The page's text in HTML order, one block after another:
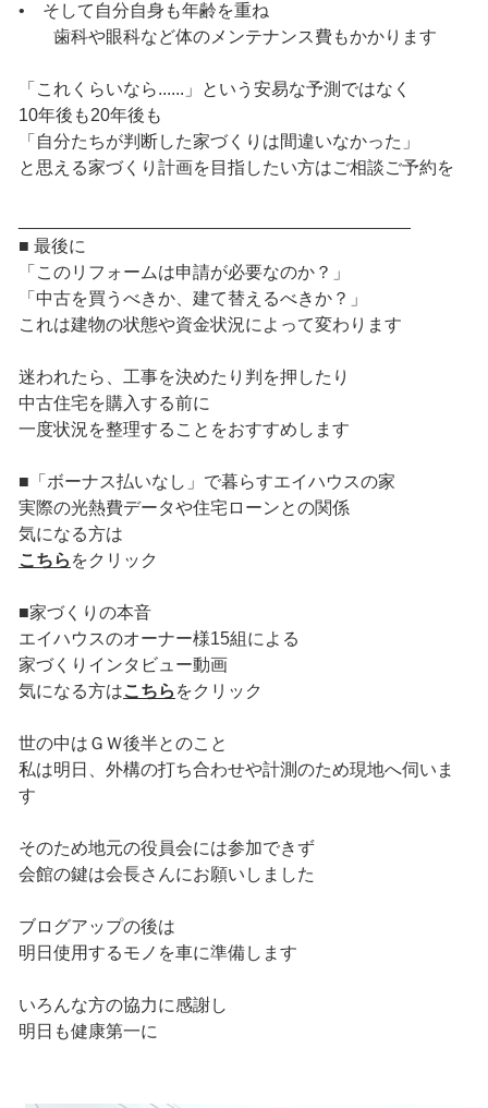
• そして自分自身も年齢を重ね
歯科や眼科など体のメンテナンス費もかかります
「これくらいなら......」という安易な予測ではなく
10年後も20年後も
「自分たちが判断した家づくりは間違いなかった」
と思える家づくり計画を目指したい方はご相談ご予約を
■ 最後に
「このリフォームは申請が必要なのか？」
「中古を買うべきか、建て替えるべきか？」
これは建物の状態や資金状況によって変わります
迷われたら、工事を決めたり判を押したり
中古住宅を購入する前に
一度状況を整理することをおすすめします
■「ボーナス払いなし」で暮らすエイハウスの家
実際の光熱費データや住宅ローンとの関係
気になる方は
こちら をクリック
■家づくりの本音
エイハウスのオーナー様15組による
家づくりインタビュー動画
気になる方はこちら をクリック
世の中はＧＷ後半とのこと
私は明日、外構の打ち合わせや計測のため現地へ伺いま
す
そのため地元の役員会には参加できず
会館の鍵は会長さんにお願いしました
ブログアップの後は
明日使用するモノを車に準備します
いろんな方の協力に感謝し
明日も健康第一に